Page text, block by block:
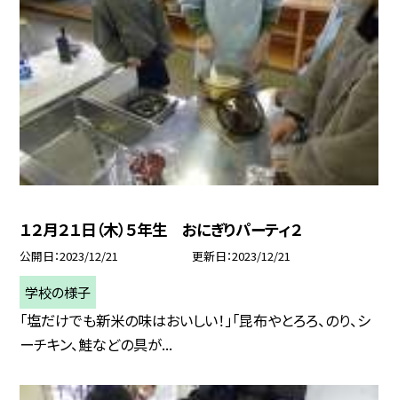
１２月２１日（木）５年生 おにぎりパーティ２
公開日 2023/12/21 更新日 2023/12/21
学校の様子
「塩だけでも新米の味はおいしい！」「昆布やとろろ、のり、シ
ーチキン、鮭などの具が...